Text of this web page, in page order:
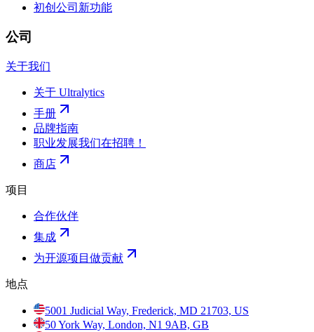
初创公司 新功能
公司
关于我们
关于 Ultralytics
手册
品牌指南
职业发展我们在招聘！
商店
项目
合作伙伴
集成
为开源项目做贡献
地点
5001 Judicial Way, Frederick, MD 21703, US
50 York Way, London, N1 9AB, GB